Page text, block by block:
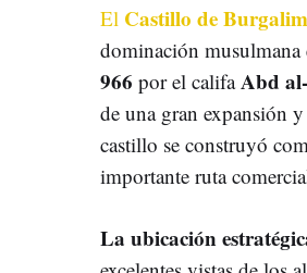
El Castillo de
dominación musulmana
966 por el califaAbd
de una gran expansión
castillo se construyó
importante ruta
La ubicación